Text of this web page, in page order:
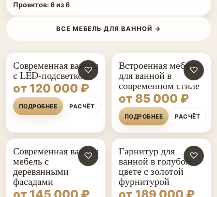
Проектов:6из6
ВСЕ МЕБЕЛЬ ДЛЯ ВАННОЙ →
♡
Современная ванная
с LED-подсветкой
от 120 000 ₽
ПОДРОБНЕЕ РАСЧЁТ
♡
Встроенная мебель
для ванной в
современном стиле
от 85 000 ₽
ПОДРОБНЕЕ РАСЧЁТ
♡
Современная ванная
мебель с
деревянными
фасадами
♡
Гарнитур для
ванной в голубом
цвете с золотой
фурнитурой